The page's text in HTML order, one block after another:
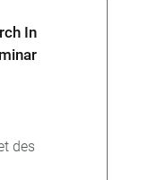
In
des